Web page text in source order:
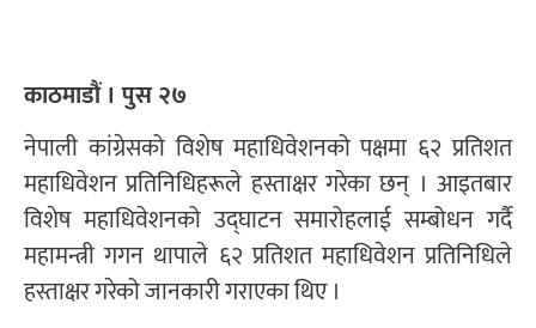
काठमाडौं । पुस २७
नेपाली कांग्रेसको विशेष महाधिवेशनको पक्षमा ६२ प्रतिशत
महाधिवेशन प्रतिनिधिहरूले हस्ताक्षर गरेका छन् । आइतबार
विशेष महाधिवेशनको उद्घाटन समारोहलाई सम्बोधन गर्दै
महामन्त्री गगन थापाले ६२ प्रतिशत महाधिवेशन प्रतिनिधिले
हस्ताक्षर गरेको जानकारी गराएका थिए ।